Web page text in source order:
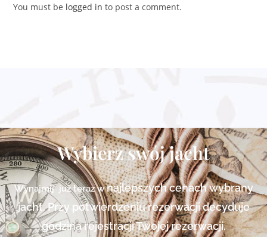
You must be logged in to post a comment.
Wybierz swój jacht
Wynajmij już teraz wnajlepszych cenachwybrany
jacht. Przy potwierdzeniu rezerwacji decyduje
godzina rejestracji Twojej rezerwacji.